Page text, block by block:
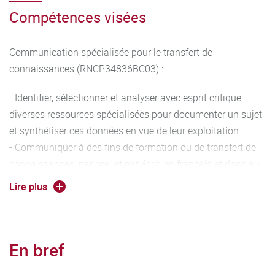
Compétences visées
Communication spécialisée pour le transfert de
connaissances (RNCP34836BC03) :
- Identifier, sélectionner et analyser avec esprit critique
diverses ressources spécialisées pour documenter un sujet
et synthétiser ces données en vue de leur exploitation
- Communiquer à des fins de formation ou de transfert de
moins une langue étrangère
Lire plus
En bref